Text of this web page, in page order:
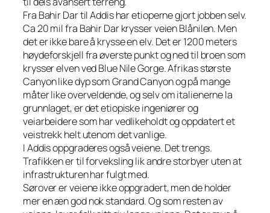
Fra Bahir Dar til Addis har etioperne gjort jobben selv.
Ca 20 mil fra Bahir Dar krysser veien Blånilen. Men
det er ikke bare å krysse en elv. Det er 1200 meters
høydeforskjell fra øverste punkt og ned til broen som
krysser elven ved Blue Nile Gorge. Afrikas største
Canyon like dyp som Grand Canyon og på mange
måter like overveldende, og selv om italienerne la
grunnlaget, er det etiopiske ingeniører og
veiarbeidere som har vedlikeholdt og oppdatert et
veistrekk helt utenom det vanlige.
I Addis oppgraderes også veiene. Det trengs.
Trafikken er til forveksling lik andre storbyer uten at
infrastrukturen har fulgt med.
Sørover er veiene ikke oppgradert, men de holder
mer en æn god nok standard. Og som resten av